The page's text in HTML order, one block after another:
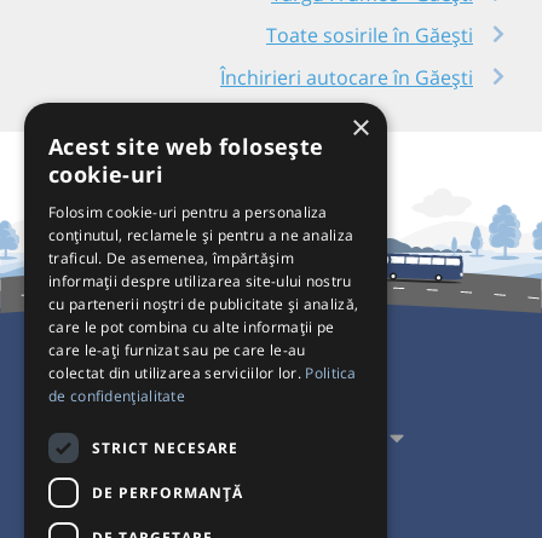
Toate sosirile în Găești
Închirieri autocare în Găești
Pentru Călători
Pentru Transportatori
Interacționăm
×
Acest site web folosește
cookie-uri
Folosim cookie-uri pentru a personaliza
conținutul, reclamele și pentru a ne analiza
traficul. De asemenea, împărtășim
informații despre utilizarea site-ului nostru
cu partenerii noștri de publicitate și analiză,
care le pot combina cu alte informații pe
care le-ați furnizat sau pe care le-au
colectat din utilizarea serviciilor lor. Politica
de confidențialitate
STRICT NECESARE
DE PERFORMANȚĂ